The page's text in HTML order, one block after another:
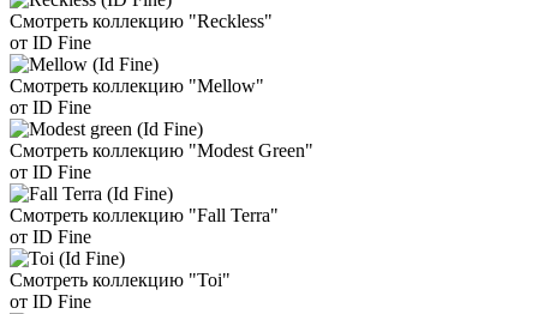
Смотреть коллекцию "Reckless"
от ID Fine
Смотреть коллекцию "Mellow"
от ID Fine
Смотреть коллекцию "Modest Green"
от ID Fine
Смотреть коллекцию "Fall Terra"
от ID Fine
Смотреть коллекцию "Toi"
от ID Fine